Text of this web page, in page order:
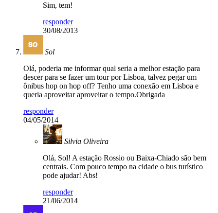
Sim, tem!
responder
30/08/2013
Sol
Olá, poderia me informar qual seria a melhor estação para
descer para se fazer um tour por Lisboa, talvez pegar um
ônibus hop on hop off? Tenho uma conexão em Lisboa e
queria aproveitar aproveitar o tempo.Obrigada
responder
04/05/2014
Silvia Oliveira
Olá, Sol! A estação Rossio ou Baixa-Chiado são bem
centrais. Com pouco tempo na cidade o bus turístico
pode ajudar! Abs!
responder
21/06/2014